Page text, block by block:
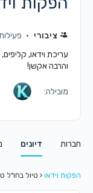
ציבורי
פעילות
עריכת וידאו,
והרבה אקשן!
מובילה:
חברות דיונים
הפקות וידאו ‹ טיול בחו"ל